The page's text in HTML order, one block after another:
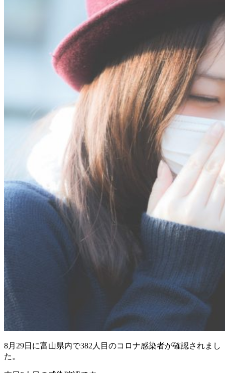
8月29日に富山県内で382人目のコロナ感染者が確認されまし
た。